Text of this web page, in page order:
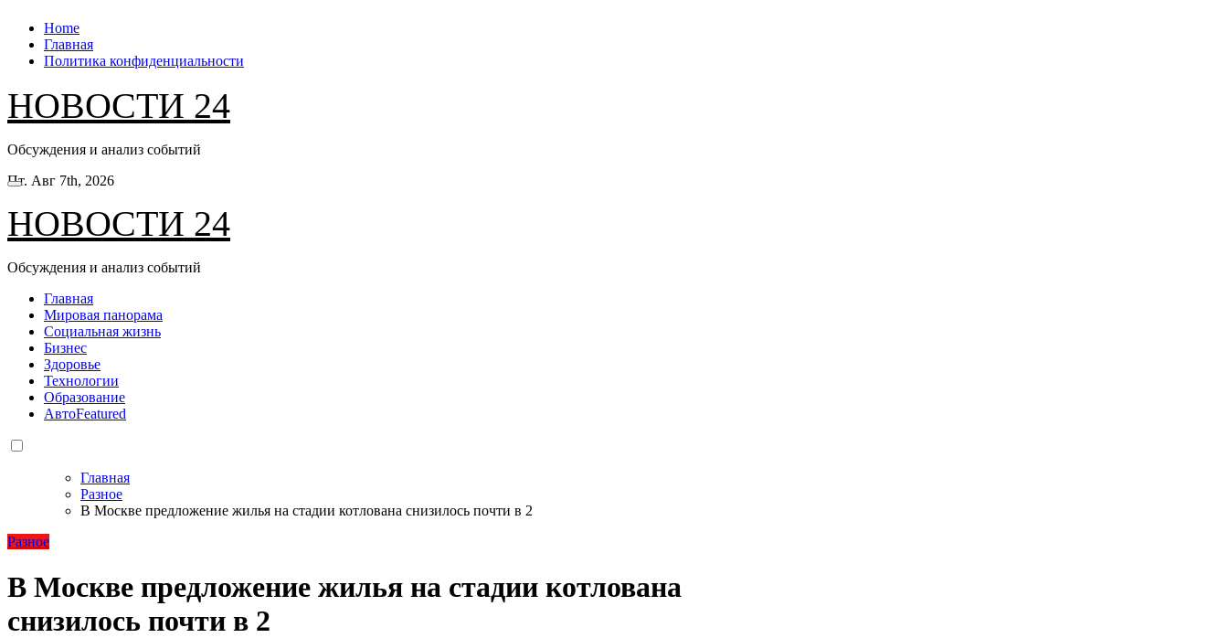
Перейти
содержанию
Home
Главная
Политика конфиденциальности
НОВОСТИ 24
Обсуждения и анализ событий
Пт. Авг 7th, 2026
НОВОСТИ 24
Обсуждения и анализ событий
Главная
Мировая панорама
Социальная жизнь
Бизнес
Здоровье
Технологии
Образование
АвтоFeatured
Главная
Разное
В Москве предложение жилья на стадии котлована снизилось почти в 2
Разное
В Москве предложение жилья на стадии котлована
снизилось почти в 2